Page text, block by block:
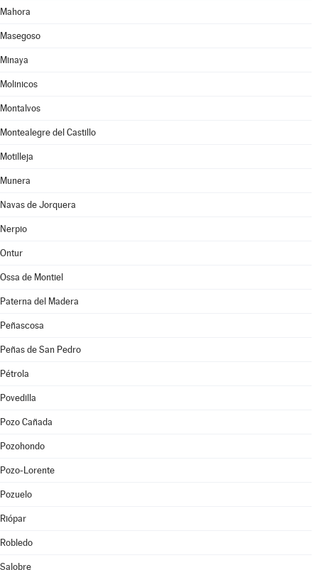
Mahora
Masegoso
Minaya
Molinicos
Montalvos
Montealegre del Castillo
Motilleja
Munera
Navas de Jorquera
Nerpio
Ontur
Ossa de Montiel
Paterna del Madera
Peñascosa
Peñas de San Pedro
Pétrola
Povedilla
Pozo Cañada
Pozohondo
Pozo-Lorente
Pozuelo
Riópar
Robledo
Salobre